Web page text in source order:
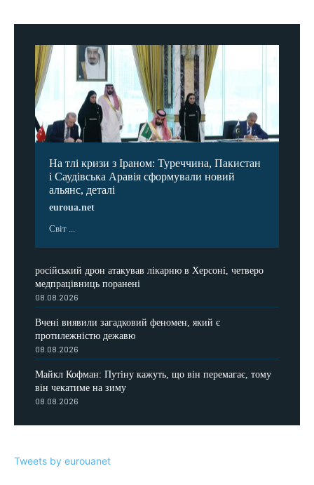
На тлі кризи з Іраном: Туреччина, Пакистан
і Саудівська Аравія сформували новий
альянс, деталі
euroua.net
Світ ...
російський дрон атакував лікарню в Херсоні, четверо
медпрацівниць поранені
08.08.2026
Вчені виявили загадковий феномен, який є
протилежністю дежавю
08.08.2026
Майкл Кофман: Путіну кажуть, що він перемагає, тому
він чекатиме на зиму
08.08.2026
Tweets by eurouanet